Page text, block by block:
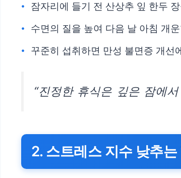
잠자리에 들기 전 산상추 잎 한두
수면의 질을 높여 다음 날 아침 개
꾸준히 섭취하면 만성 불면증 개선
“진정한 휴식은 깊은 잠에
2. 스트레스 지수 낮추는